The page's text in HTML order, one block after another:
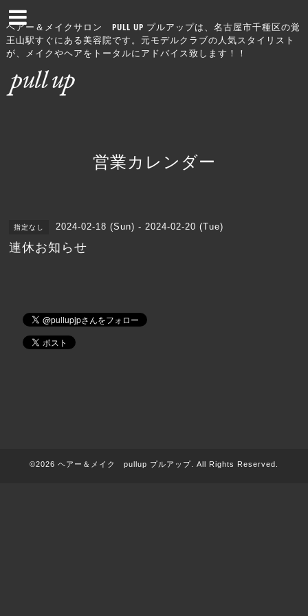
ヘアー＆メイクサロン PULL UP プルアップは、名古屋市千種区の覚
王山駅すぐにある美容院です。元モデルクラブの人気スタイリスト
が、メイクやヘアをトータルにアドバイス致します！！
営業カレンダー
指定なし 2024-02-18 (Sun) - 2024-02-20 (Tue)
連休お知らせ
©2026 ヘアー＆メイク pullup プルアップ . All Rights Reserved.